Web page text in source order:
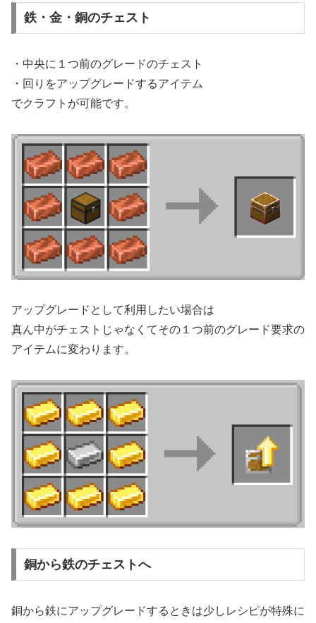
鉄・金・銅のチェスト
・中央に１つ前のグレードのチェスト
・回りをアップグレードするアイテム
でクラフトが可能です。
アップグレードとして利用したい場合は
真ん中がチェストじゃなくてその１つ前のグレード要求の
アイテムに変わります。
銅から鉄のチェストへ
銅から鉄にアップグレードするときは少しレシピが特殊に